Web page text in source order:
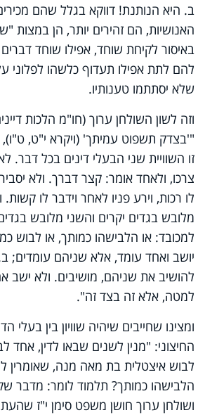
ב. היא הנותנת! דווקא בגלל שהם
האנושיות, הם זהירים יותר, הן במצות
באיסור לקיחת שוחד, אפילו שוחד
להם לתת אפילו תעדוף כלשהו לפלוני
שלא יסתתמו טענותיו.
וזה לשון השולחן ערוך (חו"מ הלכות
"'בצדק תשפוט עמיתך' (ויקרא י"ט,
זו השוויית שני הבעלי דינים בכל
צרכו, ולאחד אומר: קצר דברך. ולא
לו רכות, וירע פניו לאחר וידבר לו
מלובש בגדים יקרים והשני מלובש בגדים
למכובד: או הלבישהו כמותך, או לבוש
יושב ואחד עומד, אלא שניהם עומדים;
להושיב את שניהם, מושיבים. ולא ישב
למטה, אלא זה בצד זה".
ומצינו שחייבים שיהיה שוויון בין בעלי
החיצוני: "מנין לשנים שבאו לדין, אחד
לבוש איצטלית בת מאה מנה, שאומרין
הלבישהו כמותך? תלמוד לומר: מדבר
ושולחן ערוך חושן משפט סימן י"ז